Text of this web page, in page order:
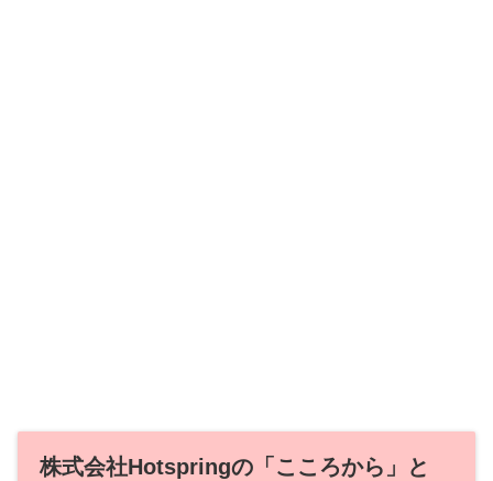
株式会社Hotspringの「こころから」と